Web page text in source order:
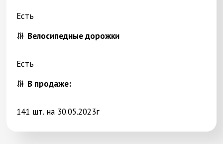
Есть
Велосипедные дорожки
Есть
В продаже:
141 шт. на 30.05.2023г